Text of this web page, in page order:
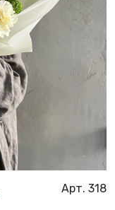
Арт. 318